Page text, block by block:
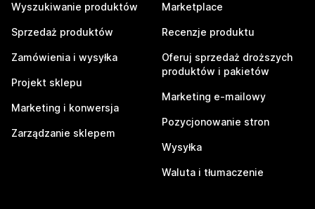
Wyszukiwanie produktów
Sprzedaż produktów
Zamówienia i wysyłka
Projekt sklepu
Marketing i konwersja
Zarządzanie sklepem
Marketplace
Recenzje produktu
Oferuj sprzedaż droższych
produktów i pakietów
Marketing e-mailowy
Pozycjonowanie stron
Wysyłka
Waluta i tłumaczenie